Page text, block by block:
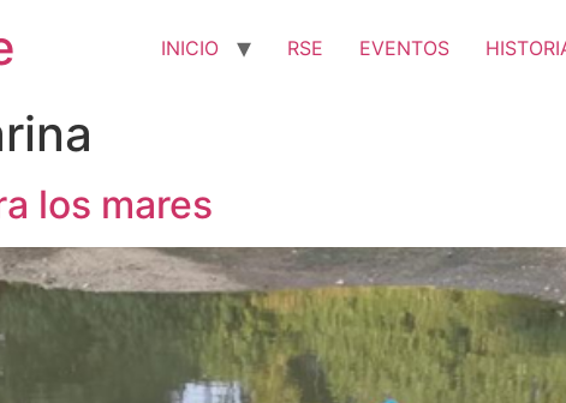
INICIO RSE EVENTOS
los mares